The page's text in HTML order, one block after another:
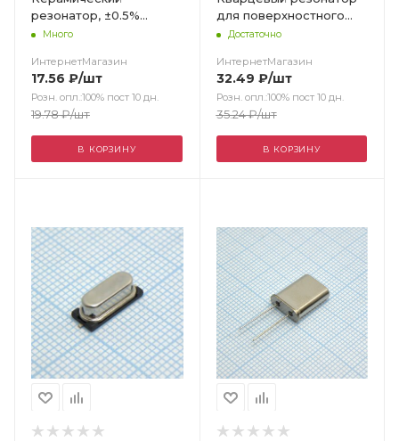
резонатор, ±0.5%
(точность) ±0.2%
40Ом
Много
ИнтернетМагазин
17.56 ₽/шт
Розн. опл.:100% пост 10 дн.
19.78₽/шт
В КОРЗИНУ
для поверхностного
монтажа размерами
Достаточно
ИнтернетМагазин
32.49 ₽/шт
Розн. опл.:100% пост 10 дн.
35.24₽/шт
В КОРЗИНУ